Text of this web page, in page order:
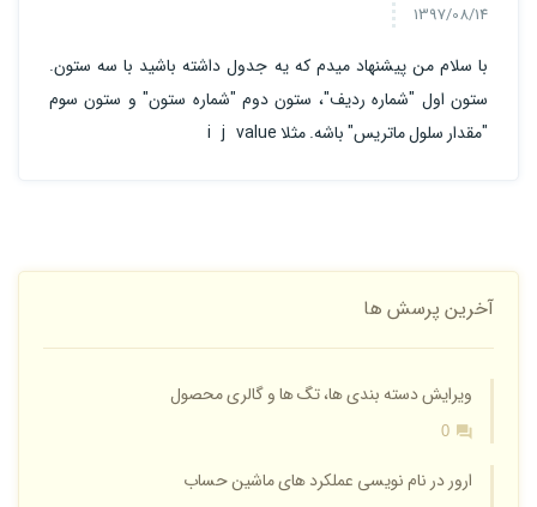
1397/08/14
با سلام من پیشنهاد میدم که یه جدول داشته باشید با سه ستون.
ستون اول "شماره ردیف"، ستون دوم "شماره ستون" و ستون سوم
"مقدار سلول ماتریس" باشه. مثلا i j value
آخرین پرسش ها
ویرایش دسته بندی ها، تگ ها و گالری محصول
0
ارور در نام نویسی عملکرد های ماشین حساب